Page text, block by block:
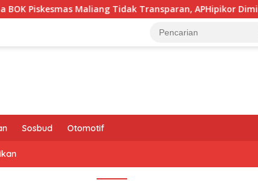
Maliang Tidak Transparan, APHipikor Diminta Turun
Sosbud Otomotif